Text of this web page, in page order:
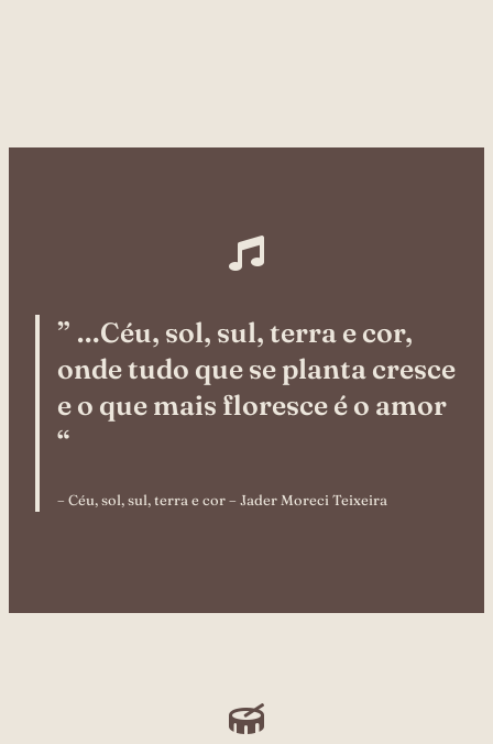
” …Céu, sol, sul, terra e cor,
onde tudo que se planta cresce
e o que mais floresce é o amor
“
– Céu, sol, sul, terra e cor – Jader Moreci Teixeira